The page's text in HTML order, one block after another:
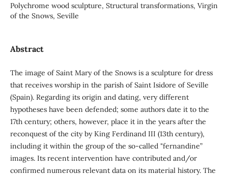
Polychrome wood sculpture, Structural transformations, Virgin
of the Snows, Seville
Abstract
The image of Saint Mary of the Snows is a sculpture for dress
that receives worship in the parish of Saint Isidore of Seville
(Spain). Regarding its origin and dating, very different
hypotheses have been defended; some authors date it to the
17th century; others, however, place it in the years after the
reconquest of the city by King Ferdinand III (13th century),
including it within the group of the so-called "fernandine”
images. Its recent intervention have contributed and/or
confirmed numerous relevant data on its material history. The